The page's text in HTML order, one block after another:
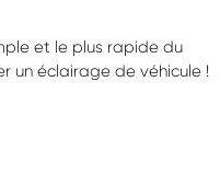
et le plus rapide du
un éclairage de véhicule !